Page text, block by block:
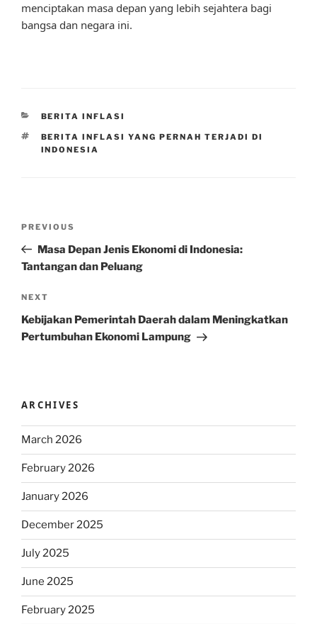
menciptakan masa depan yang lebih sejahtera bagi
bangsa dan negara ini.
CATEGORIES
BERITA INFLASI
TAGS
BERITA INFLASI YANG PERNAH TERJADI DI
INDONESIA
Previous
Post
PREVIOUS
Masa Depan Jenis Ekonomi di Indonesia:
Tantangan dan Peluang
Next
Post
NEXT
Kebijakan Pemerintah Daerah dalam Meningkatkan
Pertumbuhan Ekonomi Lampung
ARCHIVES
March 2026
February 2026
January 2026
December 2025
July 2025
June 2025
February 2025